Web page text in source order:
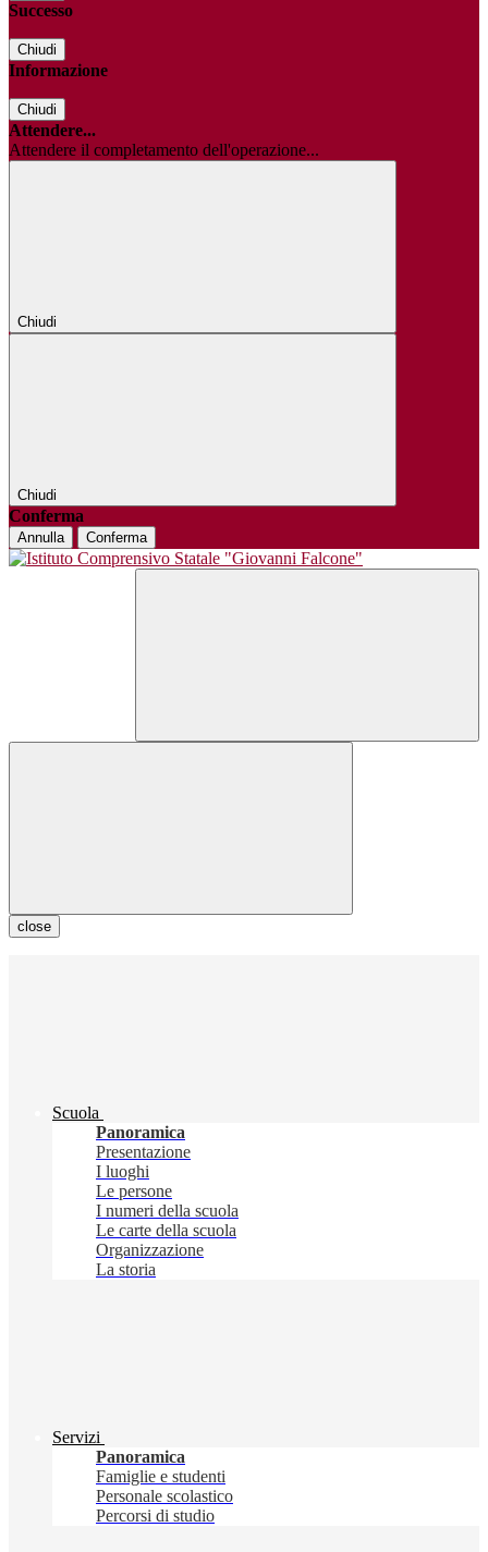
Successo
Chiudi
Informazione
Chiudi
Attendere...
Attendere il completamento dell'operazione...
Chiudi
Chiudi
Conferma
Annulla Conferma
close
Scuola
Panoramica
Presentazione
I luoghi
Le persone
I numeri della scuola
Le carte della scuola
Organizzazione
La storia
Servizi
Panoramica
Famiglie e studenti
Personale scolastico
Percorsi di studio